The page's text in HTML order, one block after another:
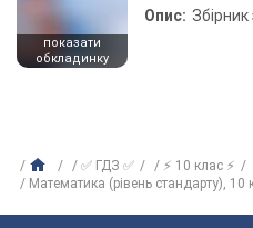
показати
обкладинку
Опис: Збірник
✅ ГДЗ ✅ ⚡ 10 клас ⚡
Математика (рівень стандарту), 10